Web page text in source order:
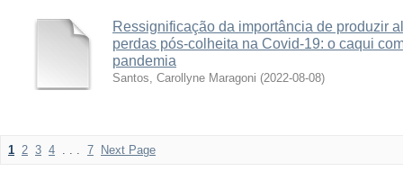
Ressignificação da importância de produzir
perdas pós-colheita na Covid-19: o caqui
pandemia
Santos, Carollyne Maragoni (2022-08-08)
1 2 3 4 . . . 7 Next Page